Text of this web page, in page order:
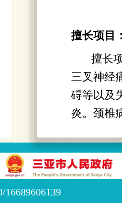
擅长项目：
擅长
三叉神经
碍等以及
炎。颈椎
16689606139